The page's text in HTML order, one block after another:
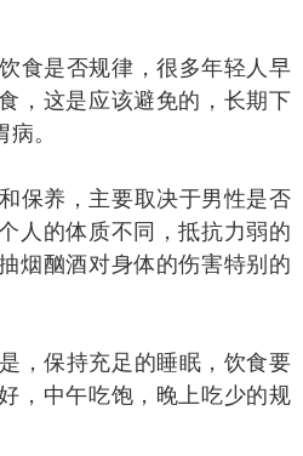
是否规律，很多年轻人早
，这是应该避免的，长期下
。
养，主要取决于男性是否
人的体质不同，抵抗力弱的
烟酗酒对身体的伤害特别的
保持充足的睡眠，饮食要
，中午吃饱，晚上吃少的规